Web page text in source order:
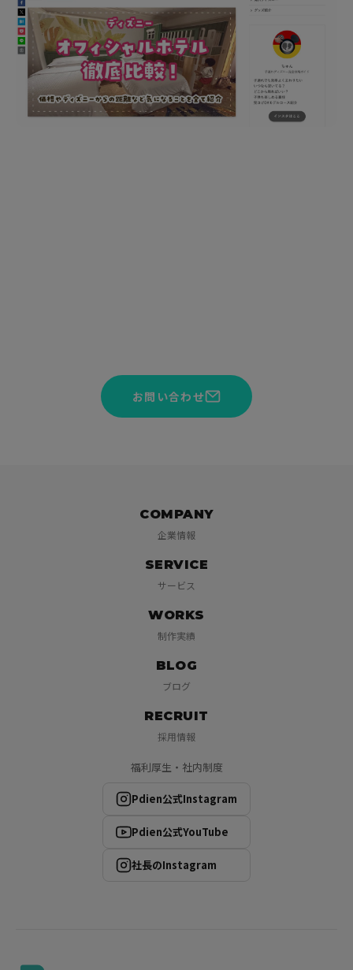
お問い合わせ
COMPANY
企業情報
SERVICE
サービス
WORKS
制作実績
BLOG
ブログ
RECRUIT
採用情報
福利厚生・社内制度
Pdien公式Instagram
Pdien公式YouTube
社長のInstagram